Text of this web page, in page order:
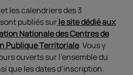
les calendriers des 3
publiés surle site dédié aux
Nationale des Centres de
Publique Territoriale. Vous y
ouverts sur l’ensemble du
que les dates d’inscription.